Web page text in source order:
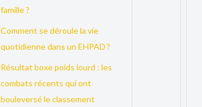
famille ?
Comment se déroule la vie
quotidienne dans un EHPAD ?
Résultat boxe poids lourd : les
combats récents qui ont
bouleversé le classement